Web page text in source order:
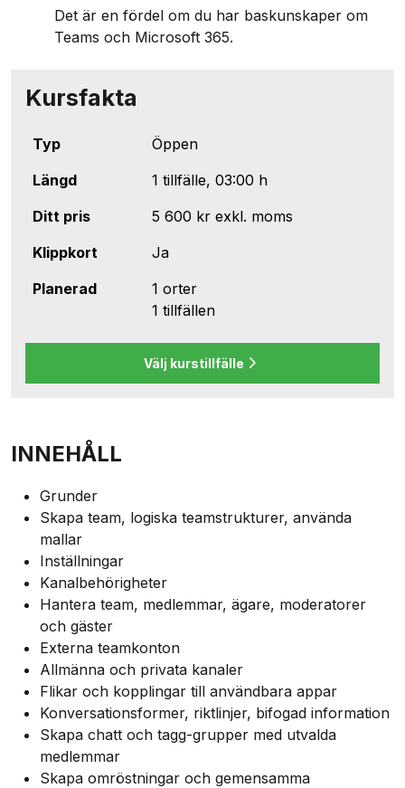
Det är en fördel om du har baskunskaper om
Teams och Microsoft 365.
Kursfakta
Typ
Öppen
Längd
1 tillfälle, 03:00 h
Ditt pris
5 600 kr exkl. moms
Klippkort
Ja
Planerad
1 orter
1 tillfällen
Välj kurstillfälle
INNEHÅLL
Grunder
Skapa team, logiska teamstrukturer, använda
mallar
Inställningar
Kanalbehörigheter
Hantera team, medlemmar, ägare, moderatorer
och gäster
Externa teamkonton
Allmänna och privata kanaler
Flikar och kopplingar till användbara appar
Konversationsformer, riktlinjer, bifogad information
Skapa chatt och tagg-grupper med utvalda
medlemmar
Skapa omröstningar och gemensamma